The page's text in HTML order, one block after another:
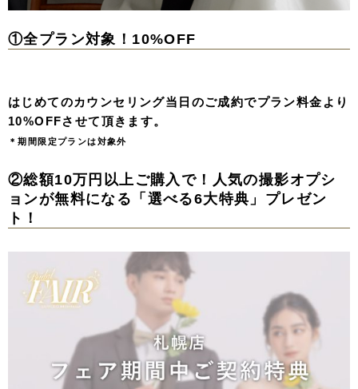
①全プラン対象！10%OFF
はじめてのカウンセリング当日のご成約でプラン料金より
10%OFFさせて頂きます。
＊期間限定プランは対象外
②総額10万円以上ご購入で！人気の撮影オプシ
ョンが無料になる「選べる6大特典」プレゼン
ト！